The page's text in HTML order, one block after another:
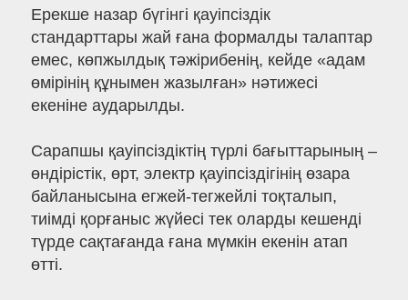
Ерекше назар бүгінгі қауіпсіздік
стандарттары жай ғана формалды талаптар
емес, көпжылдық тәжірибенің, кейде «адам
өмірінің құнымен жазылған» нәтижесі
екеніне аударылды.
Сарапшы қауіпсіздіктің түрлі бағыттарының –
өндірістік, өрт, электр қауіпсіздігінің өзара
байланысына егжей-тегжейлі тоқталып,
тиімді қорғаныс жүйесі тек оларды кешенді
түрде сақтағанда ғана мүмкін екенін атап
өтті.